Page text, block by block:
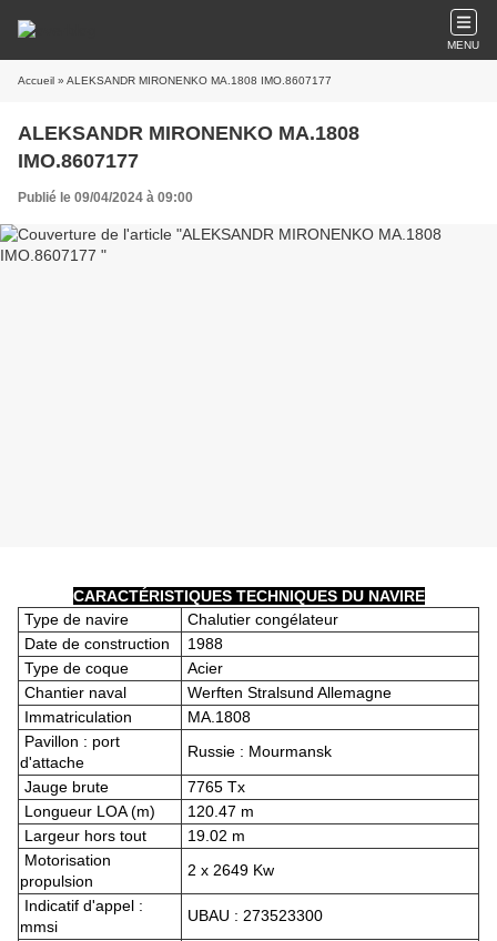
MENU
Accueil » ALEKSANDR MIRONENKO MA.1808 IMO.8607177
ALEKSANDR MIRONENKO MA.1808
IMO.8607177
Publié le 09/04/2024 à 09:00
CARACTÉRISTIQUES TECHNIQUES DU NAVIRE
Type de navire
Chalutier congélateur
Date de construction
1988
Type de coque
Acier
Chantier naval
Werften Stralsund Allemagne
Immatriculation
MA.1808
Pavillon : port
d'attache
Russie : Mourmansk
Jauge brute
7765 Tx
Longueur LOA (m)
120.47 m
Largeur hors tout
19.02 m
Motorisation
propulsion
2 x 2649 Kw
Indicatif d'appel :
mmsi
UBAU : 273523300